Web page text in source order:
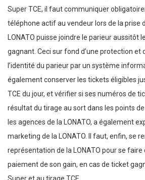
Super TCE, il faut communiquer
téléphone actif au vendeur lors de la prise
LONATO puisse joindre le parieur aussitôt
gagnant. Ceci sur fond d’une protection et
l’identité du parieur par un système
également conserver les tickets éligibles
TCE du jour, et vérifier si ses numéros de
résultat du tirage au sort dans les points
les agences de la LONATO, a également
marketing de la LONATO. Il faut, enfin, se
représentation de la LONATO pour se faire
paiement de son gain, en cas de ticket